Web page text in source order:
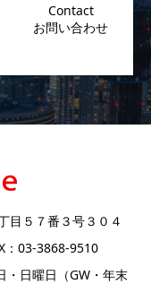
Contact
５７番３号３０４
03-3868-9510
日曜日（GW・年末